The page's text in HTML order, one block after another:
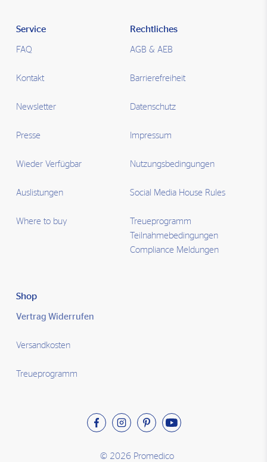
Service
FAQ
Kontakt
Newsletter
Presse
Wieder Verfügbar
Auslistungen
Where to buy
Rechtliches
AGB & AEB
Barrierefreiheit
Datenschutz
Impressum
Nutzungsbedingungen
Social Media House Rules
Treueprogramm
Teilnahmebedingungen
Compliance Meldungen
Shop
Vertrag Widerrufen
Versandkosten
Treueprogramm
© 2026 Promedico